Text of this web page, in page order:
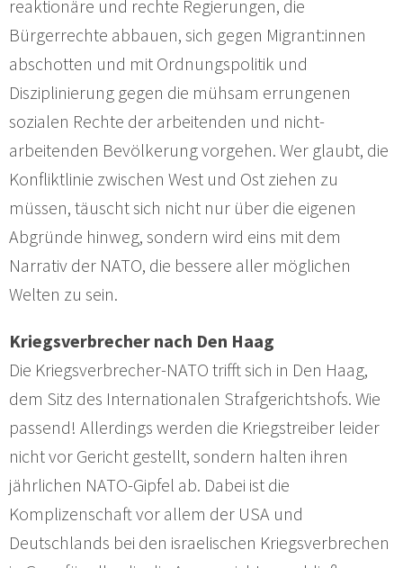
reaktionäre und rechte Regierungen, die
Bürgerrechte abbauen, sich gegen Migrant:innen
abschotten und mit Ordnungspolitik und
Disziplinierung gegen die mühsam errungenen
sozialen Rechte der arbeitenden und nicht-
arbeitenden Bevölkerung vorgehen. Wer glaubt, die
Konfliktlinie zwischen West und Ost ziehen zu
müssen, täuscht sich nicht nur über die eigenen
Abgründe hinweg, sondern wird eins mit dem
Narrativ der NATO, die bessere aller möglichen
Welten zu sein.
Kriegsverbrecher nach Den Haag
Die Kriegsverbrecher-NATO trifft sich in Den Haag,
dem Sitz des Internationalen Strafgerichtshofs. Wie
passend! Allerdings werden die Kriegstreiber leider
nicht vor Gericht gestellt, sondern halten ihren
jährlichen NATO-Gipfel ab. Dabei ist die
Komplizenschaft vor allem der USA und
Deutschlands bei den israelischen Kriegsverbrechen